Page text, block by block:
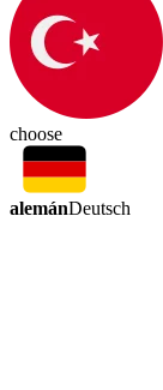
choose
alemánDeutsch